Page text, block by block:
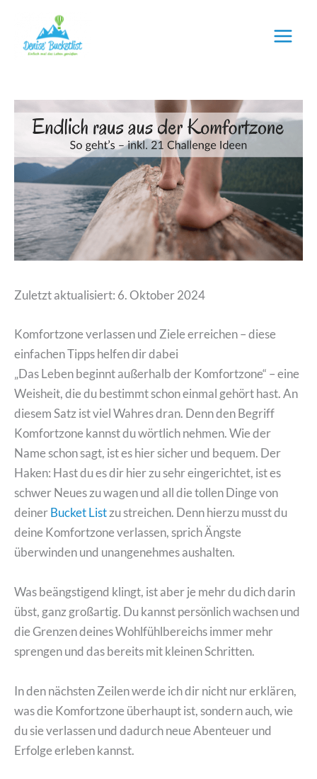
springen
Zuletzt aktualisiert: 6. Oktober 2024
Komfortzone verlassen und Ziele erreichen – diese
einfachen Tipps helfen dir dabei
„Das Leben beginnt außerhalb der Komfortzone“ – eine
Weisheit, die du bestimmt schon einmal gehört hast. An
diesem Satz ist viel Wahres dran. Denn den Begriff
Komfortzone kannst du wörtlich nehmen. Wie der
Name schon sagt, ist es hier sicher und bequem. Der
Haken: Hast du es dir hier zu sehr eingerichtet, ist es
schwer Neues zu wagen und all die tollen Dinge von
deinerBucket Listzu streichen. Denn hierzu musst du
deine Komfortzone verlassen, sprich Ängste
überwinden und unangenehmes aushalten.
Was beängstigend klingt, ist aber je mehr du dich darin
übst, ganz großartig. Du kannst persönlich wachsen und
die Grenzen deines Wohlfühlbereichs immer mehr
sprengen und das bereits mit kleinen Schritten.
In den nächsten Zeilen werde ich dir nicht nur erklären,
was die Komfortzone überhaupt ist, sondern auch, wie
du sie verlassen und dadurch neue Abenteuer und
Erfolge erleben kannst.